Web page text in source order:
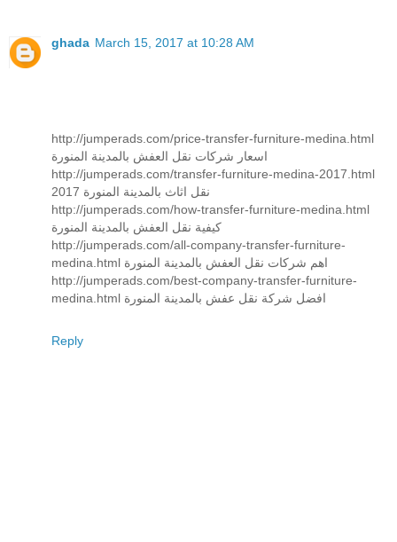
ghada March 15, 2017 at 10:28 AM
http://jumperads.com/price-transfer-furniture-medina.html
اسعار شركات نقل العفش بالمدينة المنورة
http://jumperads.com/transfer-furniture-medina-2017.html
نقل اثاث بالمدينة المنورة 2017
http://jumperads.com/how-transfer-furniture-medina.html
كيفية نقل العفش بالمدينة المنورة
http://jumperads.com/all-company-transfer-furniture-
medina.html اهم شركات نقل العفش بالمدينة المنورة
http://jumperads.com/best-company-transfer-furniture-
medina.html افضل شركة نقل عفش بالمدينة المنورة
Reply